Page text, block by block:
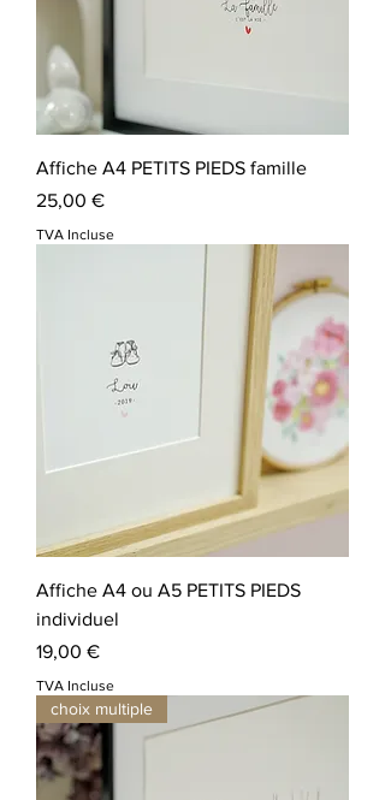
Affiche A4 PETITS PIEDS famille
Prix
25,00 €
TVA Incluse
Affiche A4 ou A5 PETITS PIEDS
individuel
Prix
19,00 €
TVA Incluse
choix multiple